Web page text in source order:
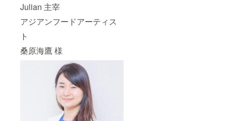
Julian 主宰
アジアンフードアーティス
ト
桑原海鷹 様